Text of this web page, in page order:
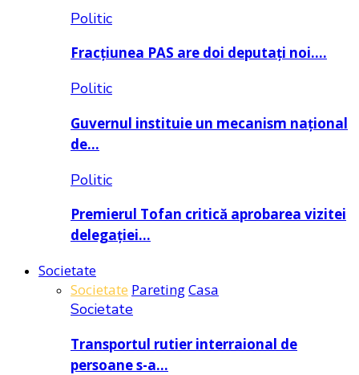
Politic
Fracțiunea PAS are doi deputați noi….
Politic
Guvernul instituie un mecanism național
de…
Politic
Premierul Tofan critică aprobarea vizitei
delegației…
Societate
Societate ParetingCasa
Societate
Transportul rutier interraional de
persoane s-a…